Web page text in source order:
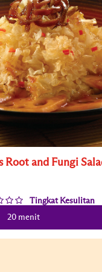
Root and Fungi
Tingkat Kesulitan
20 menit